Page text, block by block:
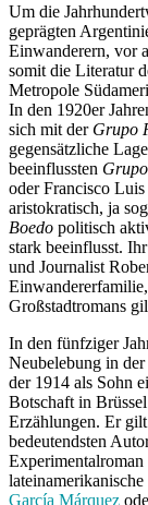
Um die
geprägten
Einwanderern, vor
somit die Literatur
Metropole
In den 1920er
sich mit der Grupo
gegensätzliche
beeinflussten
oder Francisco
aristokratisch, ja
Boedo politisch
stark beeinflusst.
und Journalist
Großstadtromans
In den fünfziger
Neubelebung in
der 1914 als Sohn
Botschaft in
Erzählungen. Er
bedeutendsten
Experimentalroman
García Márquez